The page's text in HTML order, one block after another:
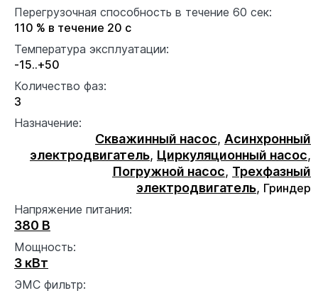
Перегрузочная способность в течение 60 сек:
110 % в течение 20 с
Температура эксплуатации:
-15..+50
Количество фаз:
3
Назначение:
Скважинный насос, Асинхронный
электродвигатель, Циркуляционный насос,
Погружной насос, Трехфазный
электродвигатель, Гриндер
Напряжение питания:
380 В
Мощность:
3 кВт
ЭМС фильтр: